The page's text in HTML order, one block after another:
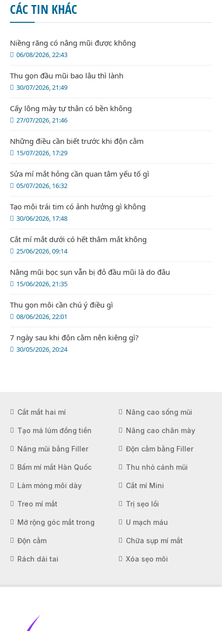
CÁC TIN KHÁC
06/08/2026, 22:43
Niềng răng có nâng mũi được không
30/07/2026, 21:49
Thu gọn đầu mũi bao lâu thì lành
27/07/2026, 21:46
Cấy lông mày tự thân có bền không
15/07/2026, 17:29
Những điều cần biết trước khi độn cằm
05/07/2026, 16:32
Sửa mí mắt hỏng cần quan tâm yếu tố gì
30/06/2026, 17:48
Tạo môi trái tim có ảnh hưởng gì không
25/06/2026, 09:14
Cắt mí mắt dưới có hết thâm mắt không
15/06/2026, 21:35
Nâng mũi bọc sụn vẫn bị đỏ đầu mũi là do đâu
08/06/2026, 22:01
Thu gọn môi cần chú ý điều gì
30/05/2026, 20:24
7 ngày sau khi độn cằm nên kiêng gì?
Cắt mắt hai mí Nâng cao sống mũi
Tạo má lúm đồng tiền Nâng cao chân mày
Nâng mũi bằng Filler Độn cằm bằng Filler
Bấm mí mắt Hàn Quốc Thu nhỏ cánh mũi
Làm mỏng môi dày Cắt mí Mini
Treo mí mắt Trị sẹo lồi
Mở rộng góc mắt trong U mạch máu
Độn cằm Chữa sụp mí mắt
Rách dái tai Xóa sẹo môi